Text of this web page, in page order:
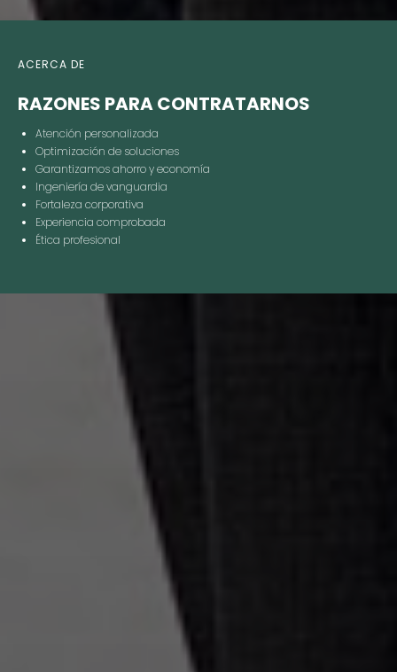
ACERCA DE
RAZONES PARA CONTRATARNOS
Atención personalizada
Optimización de soluciones
Garantizamos ahorro y economía
Ingeniería de vanguardia
Fortaleza corporativa
Experiencia comprobada
Ética profesional